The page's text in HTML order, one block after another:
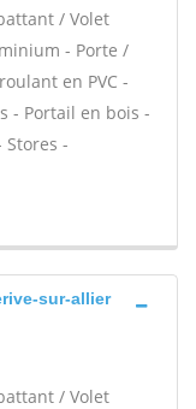
/ Volet
- Porte /
en PVC -
- Portail en bois -
Stores -
sur-allier
/ Volet